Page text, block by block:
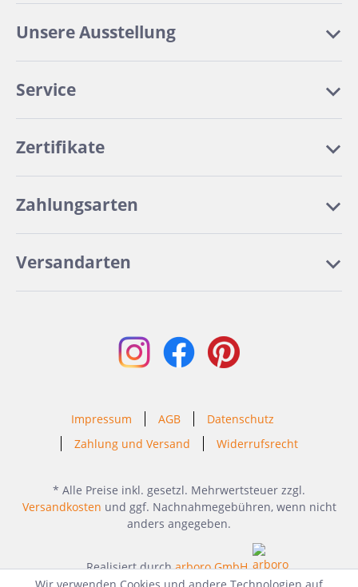
Unsere Ausstellung
Service
Zertifikate
Zahlungsarten
Versandarten
Impressum AGB
Datenschutz
Zahlung und Versand
Widerrufsrecht
* Alle Preise inkl. gesetzl. Mehrwertsteuer zzgl.
Versandkosten und ggf. Nachnahmegebühren, wenn nicht
anders angegeben.
Realisiert durcharboro GmbH